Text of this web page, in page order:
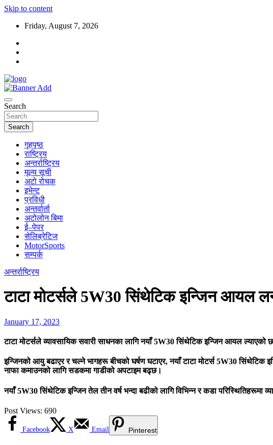
Skip to content
Friday, August 7, 2026
Search
Search
गृहपृष्ठ
राष्ट्रिय
अन्तर्राष्ट्रिय
मूल्य सूची
अटो रोचक
इभेन्ट
प्रविधी
अन्तर्वार्ता
अटोलोन बिमा
ई–पेपर
सेलिब्रेटिज
MotorSports
सम्पर्क
अन्तर्राष्ट्रिय
टाटा मोटर्सले 5W30 सिंथेटिक इन्जिन आयल
January 17, 2023
टाटा मोटर्सले व्यावसायिक सवारी साधनका लागि नयाँ 5W30 सिंथेटिक इन्जिन आयल
इन्जिनको आयु बढाएर र चल्ने भागहरू बीचको घर्षण घटाएर, नयाँ टाटा मोटर्स 5W30 सिंथेटिक
नाफा कमाउनको लागि सडकमा गाडीको अपटाइम बढ्छ।
नयाँ 5W30 सिंथेटिक इन्जिन तेल तीन वर्ष भन्दा बढीको लागि विभिन्न र कडा
Post Views: 690
Facebook X Email Pinterest